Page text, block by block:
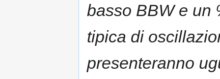
basso BBW e un
tipica di
presenteranno